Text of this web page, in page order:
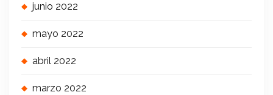
junio 2022
mayo 2022
abril 2022
marzo 2022